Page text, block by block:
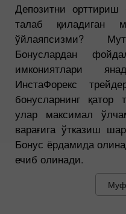
Депозитни
талаб
ўйлаяпсизми?
Бонуслардан
имкониятлари
ИнстаФорекс
бонусларнинг
улар максимал
варағига ўтказиш
Бонус ёрдамида
ечиб олинади.